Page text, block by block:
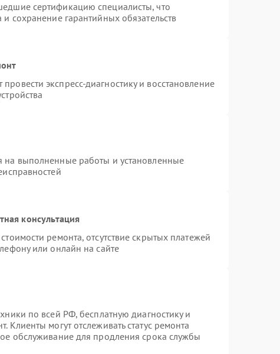
сертификацию специалисты, что
сохранение гарантийных обязательств
экспресс-диагностику и восстановление
на выполненные работы и установленные
консультация
ремонта, отсутствие скрытых платежей
или онлайн на сайте
по всей РФ, бесплатную диагностику и
могут отслеживать статус ремонта
обслуживание для продления срока службы